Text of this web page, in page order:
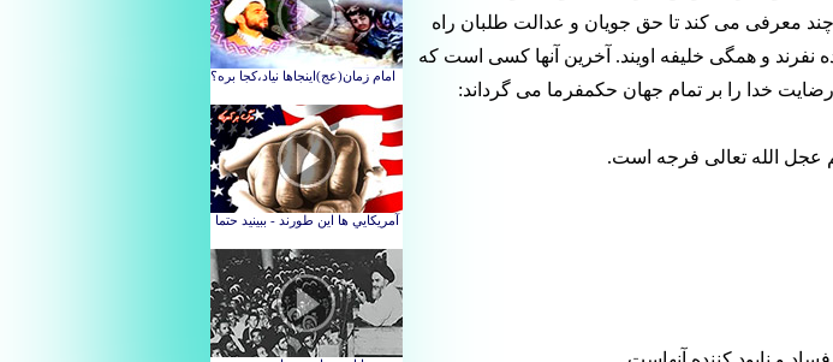
چند معرفی می کند تا حق جویان و عدالت طلبان راه
نفرند و همگی خلیفه اویند. آخرین آنها کسی است که
خدا را بر تمام جهان حکمفرما می گرداند:
عجل الله تعالی فرجه است.